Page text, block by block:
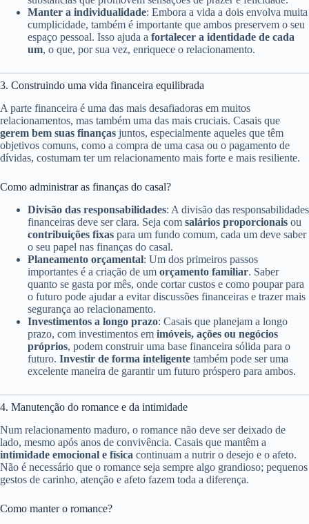
Manter a individualidade: Embora a vida a dois envolva muita
cumplicidade, também é importante que ambos preservem o seu
espaço pessoal. Isso ajuda a fortalecer a identidade de cada
um, o que, por sua vez, enriquece o relacionamento.
3. Construindo uma vida financeira equilibrada
A parte financeira é uma das mais desafiadoras em muitos
relacionamentos, mas também uma das mais cruciais. Casais que
gerem bem suas finanças juntos, especialmente aqueles que têm
objetivos comuns, como a compra de uma casa ou o pagamento de
dívidas, costumam ter um relacionamento mais forte e mais resiliente.
Como administrar as finanças do casal?
Divisão das responsabilidades: A divisão das responsabilidades
financeiras deve ser clara. Seja com salários proporcionais ou
contribuições fixas para um fundo comum, cada um deve saber
o seu papel nas finanças do casal.
Planeamento orçamental: Um dos primeiros passos
importantes é a criação de um orçamento familiar. Saber
quanto se gasta por mês, onde cortar custos e como poupar para
o futuro pode ajudar a evitar discussões financeiras e trazer mais
segurança ao relacionamento.
Investimentos a longo prazo: Casais que planejam a longo
prazo, com investimentos em imóveis, ações ou negócios
próprios, podem construir uma base financeira sólida para o
futuro. Investir de forma inteligente também pode ser uma
excelente maneira de garantir um futuro próspero para ambos.
4. Manutenção do romance e da intimidade
Num relacionamento maduro, o romance não deve ser deixado de
lado, mesmo após anos de convivência. Casais que mantêm a
intimidade emocional e física continuam a nutrir o desejo e o afeto.
Não é necessário que o romance seja sempre algo grandioso; pequenos
gestos de carinho, atenção e afeto fazem toda a diferença.
Como manter o romance?